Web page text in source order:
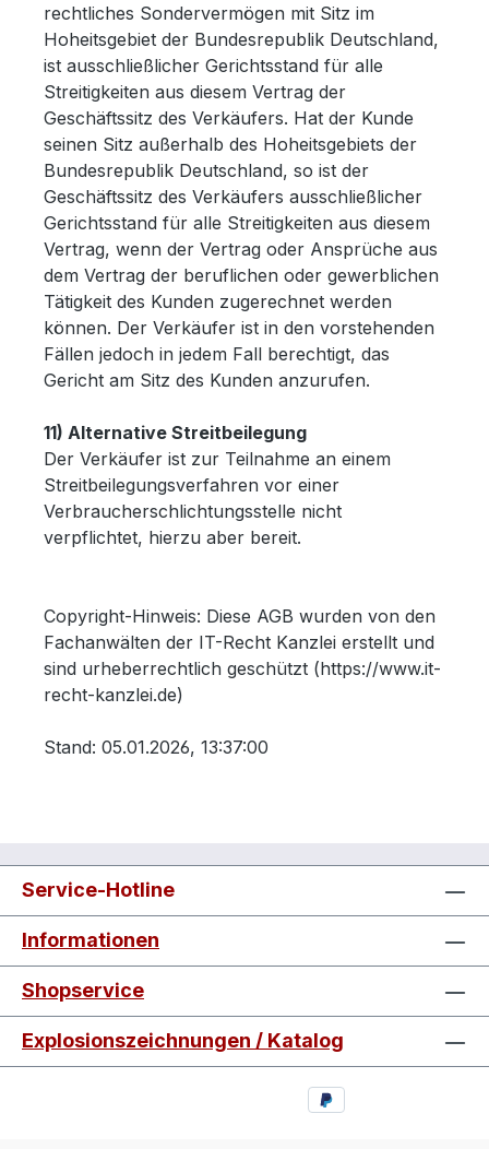
rechtliches Sondervermögen mit Sitz im
Hoheitsgebiet der Bundesrepublik Deutschland,
ist ausschließlicher Gerichtsstand für alle
Streitigkeiten aus diesem Vertrag der
Geschäftssitz des Verkäufers. Hat der Kunde
seinen Sitz außerhalb des Hoheitsgebiets der
Bundesrepublik Deutschland, so ist der
Geschäftssitz des Verkäufers ausschließlicher
Gerichtsstand für alle Streitigkeiten aus diesem
Vertrag, wenn der Vertrag oder Ansprüche aus
dem Vertrag der beruflichen oder gewerblichen
Tätigkeit des Kunden zugerechnet werden
können. Der Verkäufer ist in den vorstehenden
Fällen jedoch in jedem Fall berechtigt, das
Gericht am Sitz des Kunden anzurufen.
11) Alternative Streitbeilegung
Der Verkäufer ist zur Teilnahme an einem
Streitbeilegungsverfahren vor einer
Verbraucherschlichtungsstelle nicht
verpflichtet, hierzu aber bereit.
Copyright-Hinweis: Diese AGB wurden von den
Fachanwälten der IT-Recht Kanzlei erstellt und
sind urheberrechtlich geschützt (https://www.it-
recht-kanzlei.de)
Stand: 05.01.2026, 13:37:00
Service-Hotline
Informationen
Shopservice
Explosionszeichnungen / Katalog